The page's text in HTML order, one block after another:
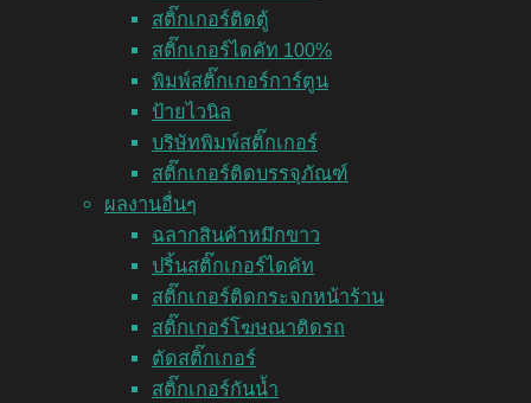
สติ๊กเกอร์ติดตู้
สติ๊กเกอร์ไดคัท 100%
พิมพ์สติ๊กเกอร์การ์ตูน
ป้ายไวนิล
บริษัทพิมพ์สติ๊กเกอร์
สติ๊กเกอร์ติดบรรจุภัณฑ์
ผลงานอื่นๆ
ฉลากสินค้าหมึกขาว
ปริ้นสติ๊กเกอร์ไดคัท
สติ๊กเกอร์ติดกระจกหน้าร้าน
สติ๊กเกอร์โฆษณาติดรถ
ตัดสติ๊กเกอร์
สติ๊กเกอร์กันน้ำ